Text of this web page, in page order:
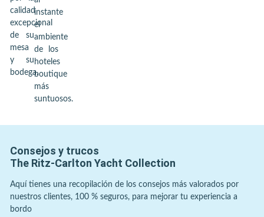
calidad
excepcional
de su
mesa
y su
bodega.
instante
el
ambiente
de los
hoteles
boutique
más
suntuosos.
Consejos y trucos
The Ritz-Carlton Yacht Collection
Aquí tienes una recopilación de los consejos más valorados por
nuestros clientes, 100 % seguros, para mejorar tu experiencia a
bordo